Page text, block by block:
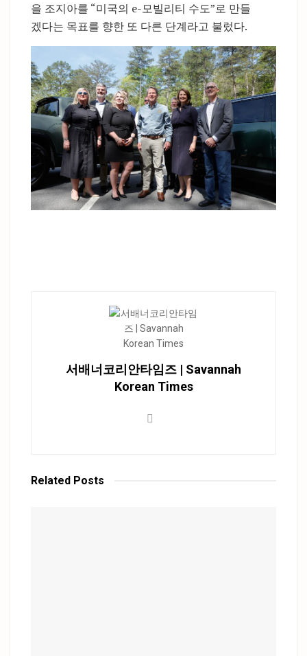
을 조지아를 “미국의 e-모빌리티 수도”로 만들
겠다는 목표를 향한 또 다른 단계라고 불렀다.
서배너코리안타임즈 | Savannah
Korean Times
Related Posts